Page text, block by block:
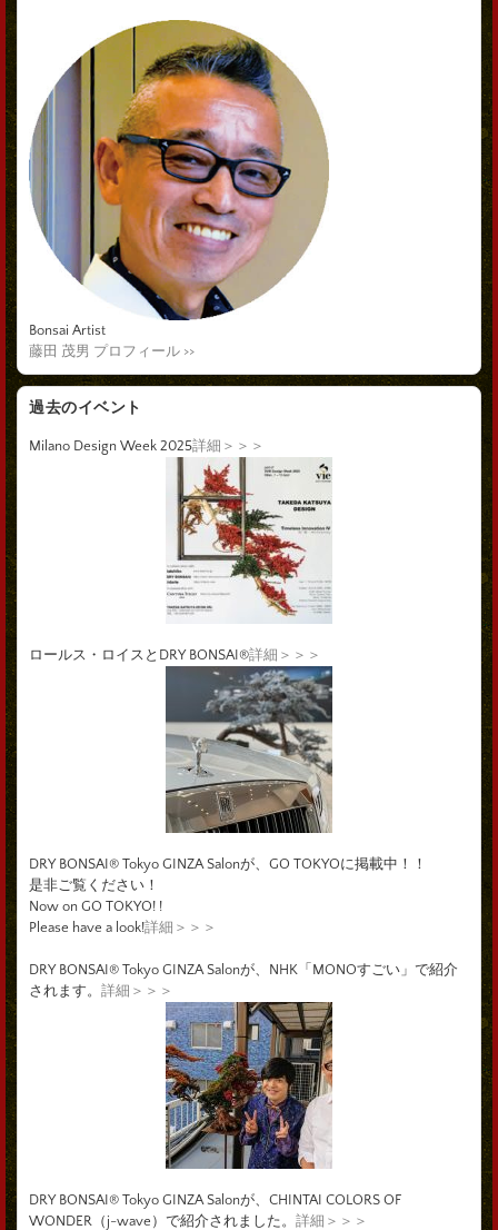
Bonsai Artist
藤田 茂男 プロフィール >>
過去のイベント
Milano Design Week 2025詳細＞＞＞
ロールス・ロイスとDRY BONSAI®詳細＞＞＞
DRY BONSAI® Tokyo GINZA Salonが、GO TOKYOに掲載中！！
是非ご覧ください！
Now on GO TOKYO! !
Please have a look!詳細＞＞＞
DRY BONSAI® Tokyo GINZA Salonが、NHK「MONOすごい」で紹介
されます。 詳細＞＞＞
DRY BONSAI® Tokyo GINZA Salonが、CHINTAI COLORS OF
WONDER（j-wave）で紹介されました。 詳細＞＞＞